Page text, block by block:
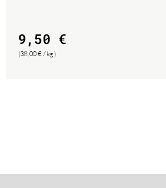
9,50 €
(38,00€ / kg)